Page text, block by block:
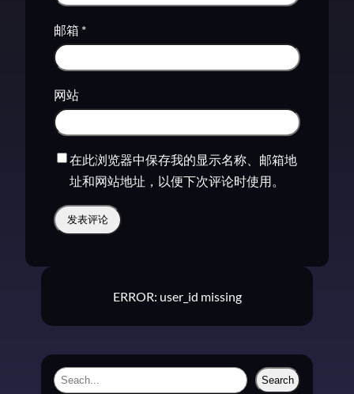
邮箱 *
网站
在此浏览器中保存我的显示名称、邮箱地
址和网站地址，以便下次评论时使用。
ERROR: user_id missing
S
Search